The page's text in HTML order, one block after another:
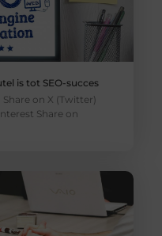
is tot SEO-succes
on X (Twitter)
Share on